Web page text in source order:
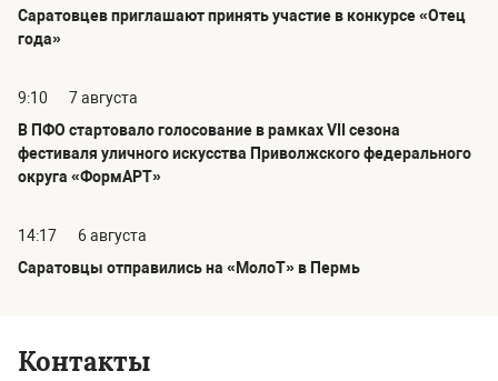
Саратовцев приглашают принять участие в конкурсе «Отец
года»
9:10
7 августа
В ПФО стартовало голосование в рамках VII сезона
фестиваля уличного искусства Приволжского федерального
округа «ФормАРТ»
14:17
6 августа
Саратовцы отправились на «МолоТ» в Пермь
Контакты